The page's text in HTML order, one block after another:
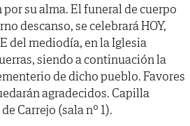
su alma. El funeral de cuerpo
descanso, se celebrará HOY,
del mediodía, en la Iglesia
siendo a continuación la
de dicho pueblo. Favores
agradecidos. Capilla
Carrejo (sala nº 1).